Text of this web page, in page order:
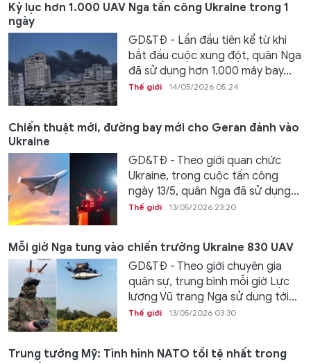
Kỷ lục hơn 1.000 UAV Nga tấn công Ukraine trong 1
ngày
GD&TĐ - Lần đầu tiên kể từ khi
bắt đầu cuộc xung đột, quân Nga
đã sử dụng hơn 1.000 máy bay...
Thế giới 14/05/2026 05:24
Chiến thuật mới, đường bay mới cho Geran đánh vào
Ukraine
GD&TĐ - Theo giới quan chức
Ukraine, trong cuộc tấn công
ngày 13/5, quân Nga đã sử dụng...
Thế giới 13/05/2026 23:20
Mỗi giờ Nga tung vào chiến trường Ukraine 830 UAV
GD&TĐ - Theo giới chuyên gia
quân sự, trung bình mỗi giờ Lực
lượng Vũ trang Nga sử dụng tới...
Thế giới 13/05/2026 03:30
Trung tướng Mỹ: Tình hình NATO tồi tệ nhất trong